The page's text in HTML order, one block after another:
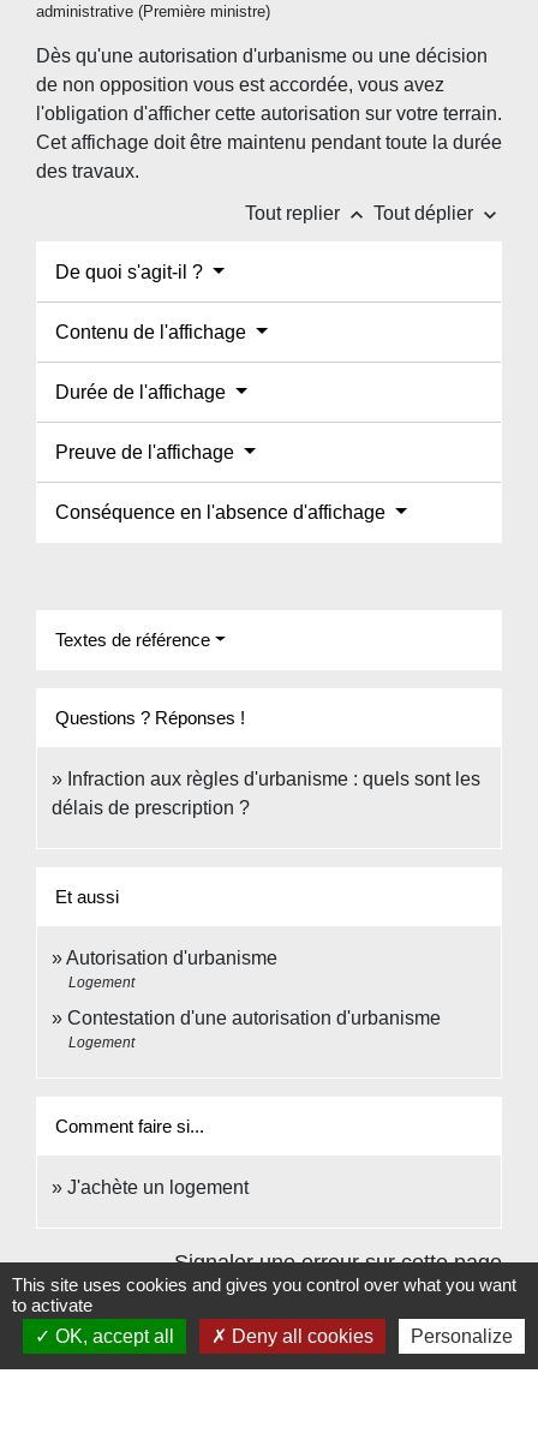
administrative (Première ministre)
Dès qu'une autorisation d'urbanisme ou une décision
de non opposition vous est accordée, vous avez
l'obligation d'afficher cette autorisation sur votre terrain.
Cet affichage doit être maintenu pendant toute la durée
des travaux.
Tout replier keyboard_arrow_up Tout déplier keyboard_arrow_down
De quoi s'agit-il ?
Contenu de l'affichage
Durée de l'affichage
Preuve de l'affichage
Conséquence en l'absence d'affichage
Textes de référence
Questions ? Réponses !
Infraction aux règles d'urbanisme : quels sont les
délais de prescription ?
Et aussi
Autorisation d'urbanisme
Logement
Contestation d'une autorisation d'urbanisme
Logement
Comment faire si...
J'achète un logement
Signaler une erreur sur cette page
This site uses cookies and gives you control over what you want
to activate
OK, accept all
Deny all cookies Personalize